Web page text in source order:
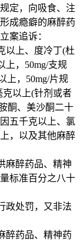
定，向吸食、注
成瘾癖的麻醉药
案追诉：
上、度冷丁(杜
上，50mg/支规
上，50mg/片规
以上(针剂或者
酮、美沙酮二十
五千克以上、氯
，以及其他麻醉
醉药品、精神
标准百分之八十
处罚，又非法
药品、精神药